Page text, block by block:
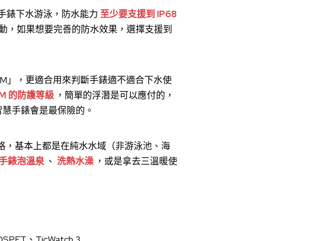
錶下水游泳，防水能力 至少要支援到 IP68
，如果想要完善的防水效果，選擇支援到
」，更適合用來判斷手錶適不適合下水使
的防護等級 ，簡單的浮潛是可以應付的，
手錶會是最保險的。
基本上都是在純水水域（非游泳池、海
錶泡溫泉 、 洗熱水澡 ，或是拿去三溫暖使